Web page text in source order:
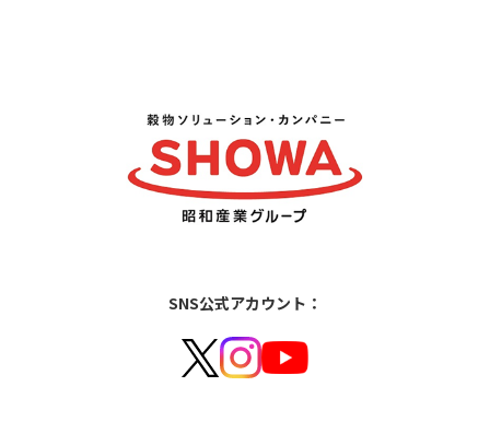
SNS公式アカウント：